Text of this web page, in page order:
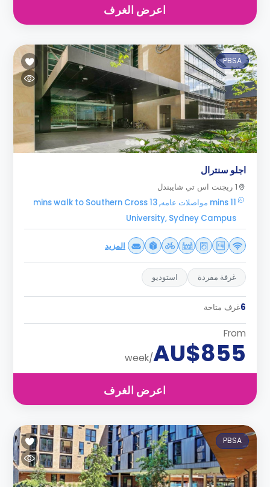
اعرض الغرف
PBSA
اجلو سنترال
1 ريجنت اس تي شايبندل
11 mins مواصلات عامه, 13 mins walk to Southern Cross
University, Sydney Campus
المزيد
غرفة مفردة استوديو
6غرف متاحة
From
AU$855
/week
اعرض الغرف
PBSA